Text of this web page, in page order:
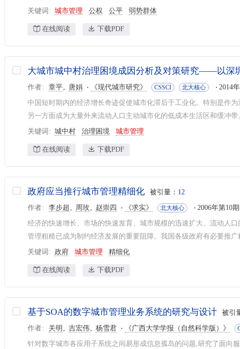
关键词 城市管理 公权 公平 弱势群体
在线阅读 下载PDF
大城市城中村治理困境成因分析及对策研究——以深
作者 章平 唐娟 《现代城市研究》 CSSCI 北大核心 2014
中国短时期内的经济增长奇迹促使城市化滞后于工业化。特别是作
另一方面成为大量外来流动人口主动城市化的低成本生活区和缓冲
关键词 城中村 治理困境 城市管理
在线阅读 下载PDF
政府应当推行城市管理精细化 被引量： 12
作者 李步超 周玫 赵崇四 《求实》 北大核心 2006年第10
经济的快速增长、市场的快速发育、城市规模的迅速扩大、流动人
管理粗糙已成为制约经济发展的重要阻障。我国各级政府有必要推
关键词 政府 城市管理 精细化
在线阅读 下载PDF
基于SOA的数字城市管理业务系统的研究与设计 被引
作者 关明 吉宏伟 杨雪君 《广西大学学报（自然科学版）》
针对数字城市各应用子系统之间易形成信息孤岛的问题,研究了面向